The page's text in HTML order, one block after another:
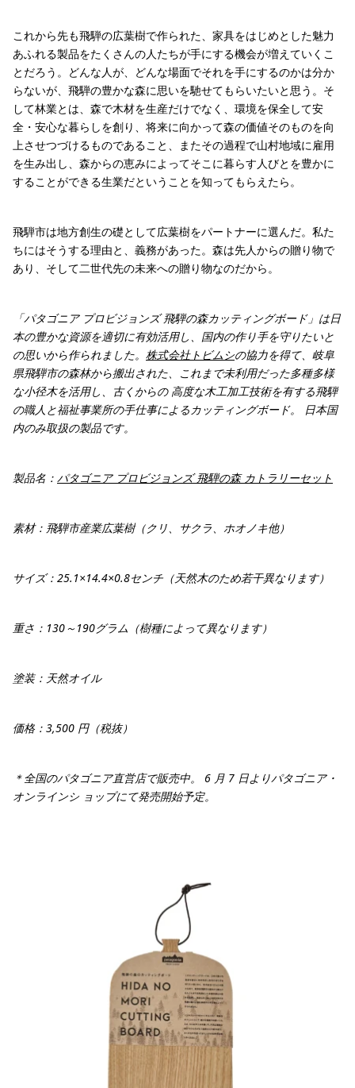
これから先も飛騨の広葉樹で作られた、家具をはじめとした魅力
あふれる製品をたくさんの人たちが手にする機会が増えていくこ
とだろう。どんな人が、どんな場面でそれを手にするのかは分か
らないが、飛騨の豊かな森に思いを馳せてもらいたいと思う。そ
して林業とは、森で木材を生産だけでなく、環境を保全して安
全・安心な暮らしを創り、将来に向かって森の価値そのものを向
上させつづけるものであること、またその過程で山村地域に雇用
を生み出し、森からの恵みによってそこに暮らす人びとを豊かに
することができる生業だということを知ってもらえたら。
飛騨市は地方創生の礎として広葉樹をパートナーに選んだ。私た
ちにはそうする理由と、義務があった。森は先人からの贈り物で
あり、そして二世代先の未来への贈り物なのだから。
「パタゴニア プロビジョンズ 飛騨の森カッティングボード」は日
本の豊かな資源を適切に有効活用し、国内の作り手を守りたいと
の思いから作られました。 株式会社トビムシの協力を得て、岐阜
県飛騨市の森林から搬出された、これまで未利用だった多種多様
な小径木を活用し、古くからの 高度な木工加工技術を有する飛騨
の職人と福祉事業所の手仕事によるカッティングボード。 日本国
内のみ取扱の製品です。
製品名： パタゴニア プロビジョンズ 飛騨の森 カトラリーセット
素材：飛騨市産業広葉樹（クリ、サクラ、ホオノキ他）
サイズ：25.1×14.4×0.8センチ（天然木のため若干異なります）
重さ：130～190グラム（樹種によって異なります）
塗装：天然オイル
価格：3,500 円（税抜）
＊全国のパタゴニア直営店で販売中。 6 月 7 日よりパタゴニア・
オンラインシ ョップにて発売開始予定。